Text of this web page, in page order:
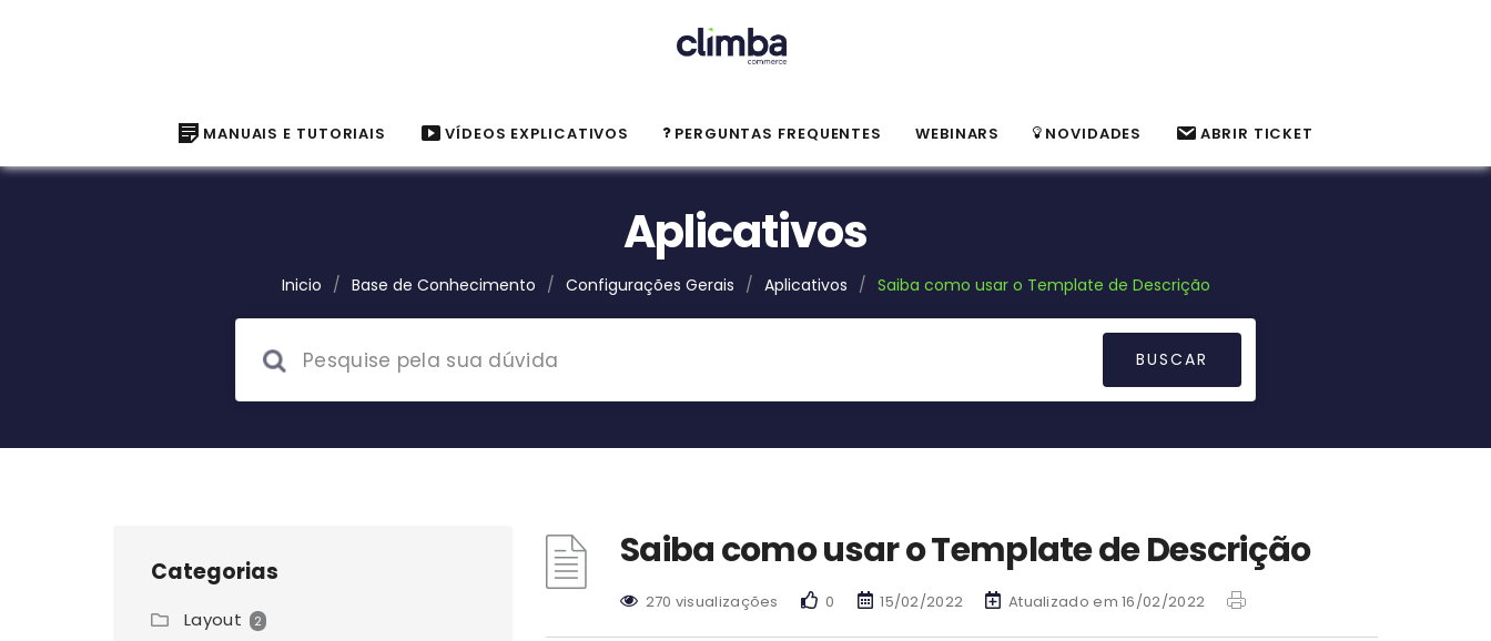
MANUAIS E TUTORIAIS VÍDEOS EXPLICATIVOS PERGUNTAS FREQUENTES WEBINARS NOVIDADES ABRIR TICKET
Aplicativos
Inicio / Base de Conhecimento / Configurações Gerais / Aplicativos / Saiba como usar o Template de Descrição
Categorias
Layout 2
Saiba como usar o Template de Descrição
270 visualizações 0 15/02/2022 Atualizado em 16/02/2022